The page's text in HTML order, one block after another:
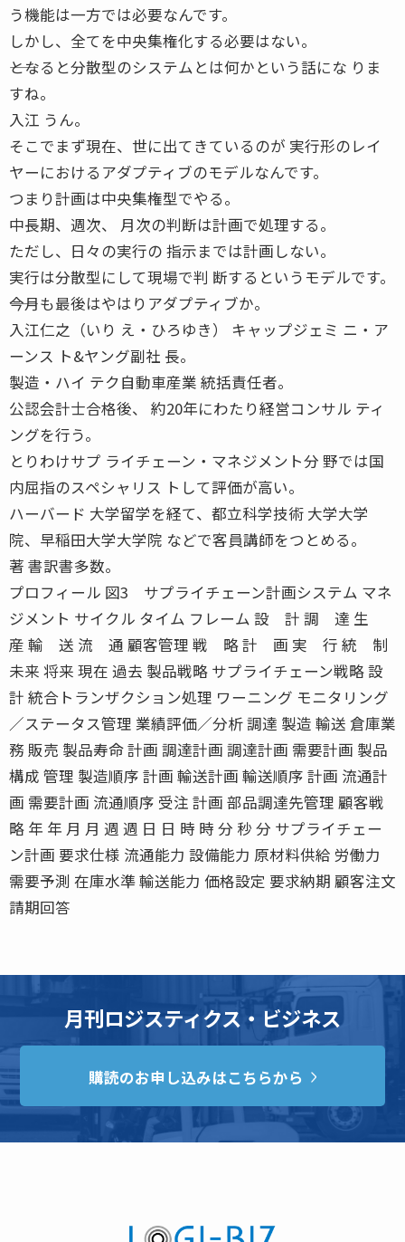
う機能は一方では必要なんです。
しかし、全てを中央集権化する必要はない。
――となると分散型のシステムとは何かという話にな りま
すね。
入江 うん。
そこでまず現在、世に出てきているのが 実行形のレイ
ヤーにおけるアダプティブのモデルなんです。
つまり計画は中央集権型でやる。
中長期、週次、 月次の判断は計画で処理する。
ただし、日々の実行の 指示までは計画しない。
実行は分散型にして現場で判 断するというモデルです。
――今月も最後はやはりアダプティブか。
入江仁之（いり え・ひろゆき） キャップジェミ ニ・ア
ーンス ト&ヤング副社 長。
製造・ハイ テク自動車産業 統括責任者。
公認会計士合格後、 約20年にわたり経営コンサル ティ
ングを行う。
とりわけサプ ライチェーン・マネジメント分 野では国
内屈指のスペシャリス トして評価が高い。
ハーバード 大学留学を経て、都立科学技術 大学大学
院、早稲田大学大学院 などで客員講師をつとめる。
著 書訳書多数。
プロフィール 図3 サプライチェーン計画システム マネ
ジメント サイクル タイム フレーム 設 計 調 達 生
産 輸 送 流 通 顧客管理 戦 略 計 画 実 行 統 制
未来 将来 現在 過去 製品戦略 サプライチェーン戦略 設
計 統合トランザクション処理 ワーニング モニタリング
／ステータス管理 業績評価／分析 調達 製造 輸送 倉庫業
務 販売 製品寿命 計画 調達計画 調達計画 需要計画 製品
構成 管理 製造順序 計画 輸送計画 輸送順序 計画 流通計
画 需要計画 流通順序 受注 計画 部品調達先管理 顧客戦
略 年 年 月 月 週 週 日 日 時 時 分 秒 分 サプライチェー
ン計画 要求仕様 流通能力 設備能力 原材料供給 労働力
需要予測 在庫水準 輸送能力 価格設定 要求納期 顧客注文
請期回答
月刊ロジスティクス・ビジネス
購読のお申し込みはこちらから